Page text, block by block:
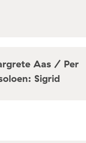
Aas / Per
Sigrid